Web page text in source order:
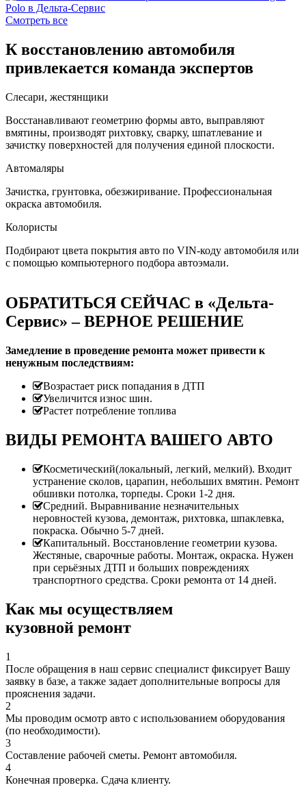
Смотреть все
К восстановлению автомобиля
привлекается команда экспертов
Слесари, жестянщики
Восстанавливают геометрию формы авто, выправляют
вмятины, производят рихтовку, сварку, шпатлевание и
зачистку поверхностей для получения единой плоскости.
Автомаляры
Зачистка, грунтовка, обезжиривание. Профессиональная
окраска автомобиля.
Колористы
Подбирают цвета покрытия авто по VIN-коду автомобиля или
с помощью компьютерного подбора автоэмали.
ОБРАТИТЬСЯ СЕЙЧАС в «Дельта-
Сервис» – ВЕРНОЕ РЕШЕНИЕ
Замедление в проведение ремонта может привести к
ненужным последствиям:
Возрастает риск попадания в ДТП
Увеличится износ шин.
Растет потребление топлива
ВИДЫ РЕМОНТА ВАШЕГО АВТО
Косметический(локальный, легкий, мелкий). Входит
устранение сколов, царапин, небольших вмятин. Ремонт
обшивки потолка, торпеды. Сроки 1-2 дня.
Средний. Выравнивание незначительных
неровностей кузова, демонтаж, рихтовка, шпаклевка,
покраска. Обычно 5-7 дней.
Капитальный. Восстановление геометрии кузова.
Жестяные, сварочные работы. Монтаж, окраска. Нужен
при серьёзных ДТП и больших повреждениях
транспортного средства. Сроки ремонта от 14 дней.
Как мы осуществляем
кузовной ремонт
1
После обращения в наш сервис специалист фиксирует Вашу
заявку в базе, а также задает дополнительные вопросы для
прояснения задачи.
2
Мы проводим осмотр авто с использованием оборудования
(по необходимости).
3
Составление рабочей сметы. Ремонт автомобиля.
4
Конечная проверка. Сдача клиенту.